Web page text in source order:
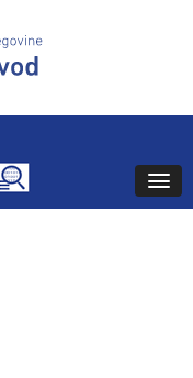
Search